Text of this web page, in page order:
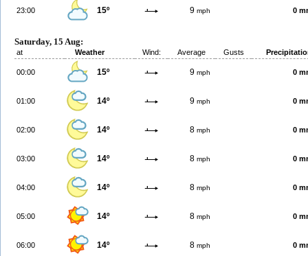
23:00 15º 9 mph 0
Saturday, 15 Aug:
at Weather Wind: Average Gusts
00:00 15º 9 mph 0
01:00 14º 9 mph 0
02:00 14º 8 mph 0
03:00 14º 8 mph 0
04:00 14º 8 mph 0
05:00 14º 8 mph 0
06:00 14º 8 mph 0